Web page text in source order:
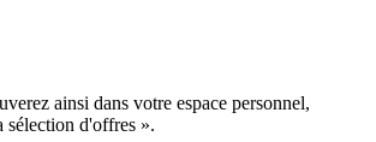
ainsi dans votre espace personnel,
sélection d'offres ».